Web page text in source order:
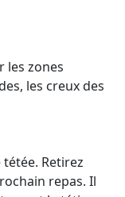
les zones
les creux des
Retirez
repas. Il